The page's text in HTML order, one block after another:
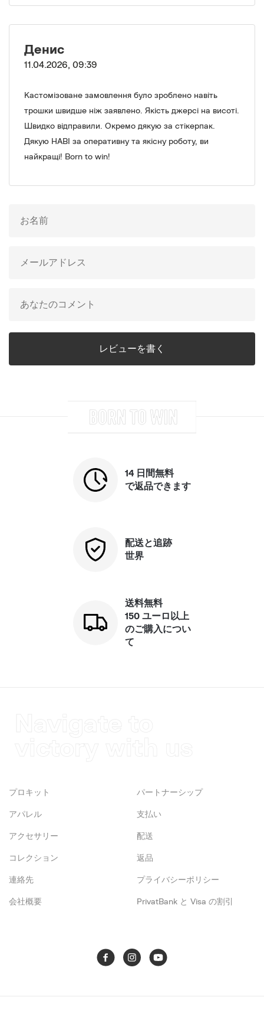
Денис
11.04.2026, 09:39
Кастомізоване замовлення було зроблено навіть
трошки швидше ніж заявлено. Якість джерсі на висоті.
Швидко відправили. Окремо дякую за стікерпак.
Дякую НАВІ за оперативну та якісну роботу, ви
найкращі! Born to win!
14 日間無料
で返品できます
配送と追跡
世界
送料無料
150 ユーロ以上
のご購入につい
て
プロキット
アパレル
アクセサリー
コレクション
連絡先
会社概要
パートナーシップ
支払い
配送
返品
プライバシーポリシー
PrivatBank と Visa の割引